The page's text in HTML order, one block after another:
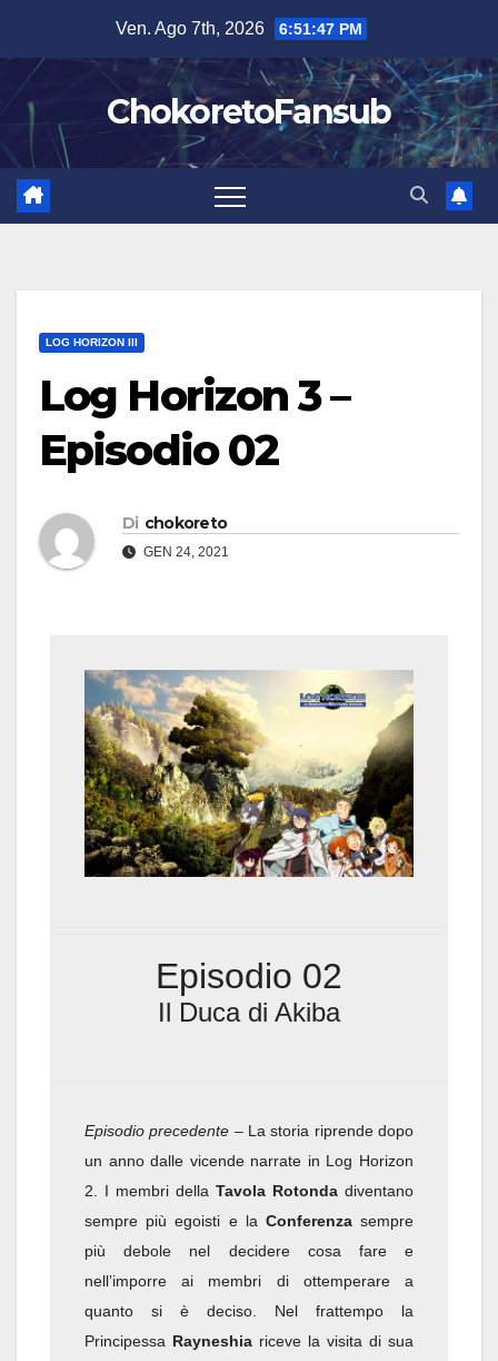
contenuto
Ven. Ago 7th, 2026 6:51:48 PM
ChokoretoFansub
LOG HORIZON III
Log Horizon 3 –
Episodio 02
Di chokoreto
GEN 24, 2021
Episodio 02
Il Duca di Akiba
Episodio precedente – La storia riprende dopo
un anno dalle vicende narrate in Log Horizon
2. I membri della Tavola Rotonda diventano
sempre più egoisti e la Conferenzasempre
più debole nel decidere cosa fare e
nell’imporre ai membri di ottemperare a
quanto si è deciso. Nel frattempo la
Principessa Rayneshia riceve la visita di sua